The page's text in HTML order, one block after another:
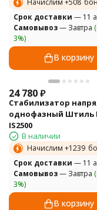
Cрок доставки — 11
Самовывоз— Завтра
3%)
В корзину
24 780₽
Стабилизатор
однофазный Штиль
IS2500
В наличии
Начислим +1239
Cрок доставки — 11
Самовывоз— Завтра
3%)
В корзину